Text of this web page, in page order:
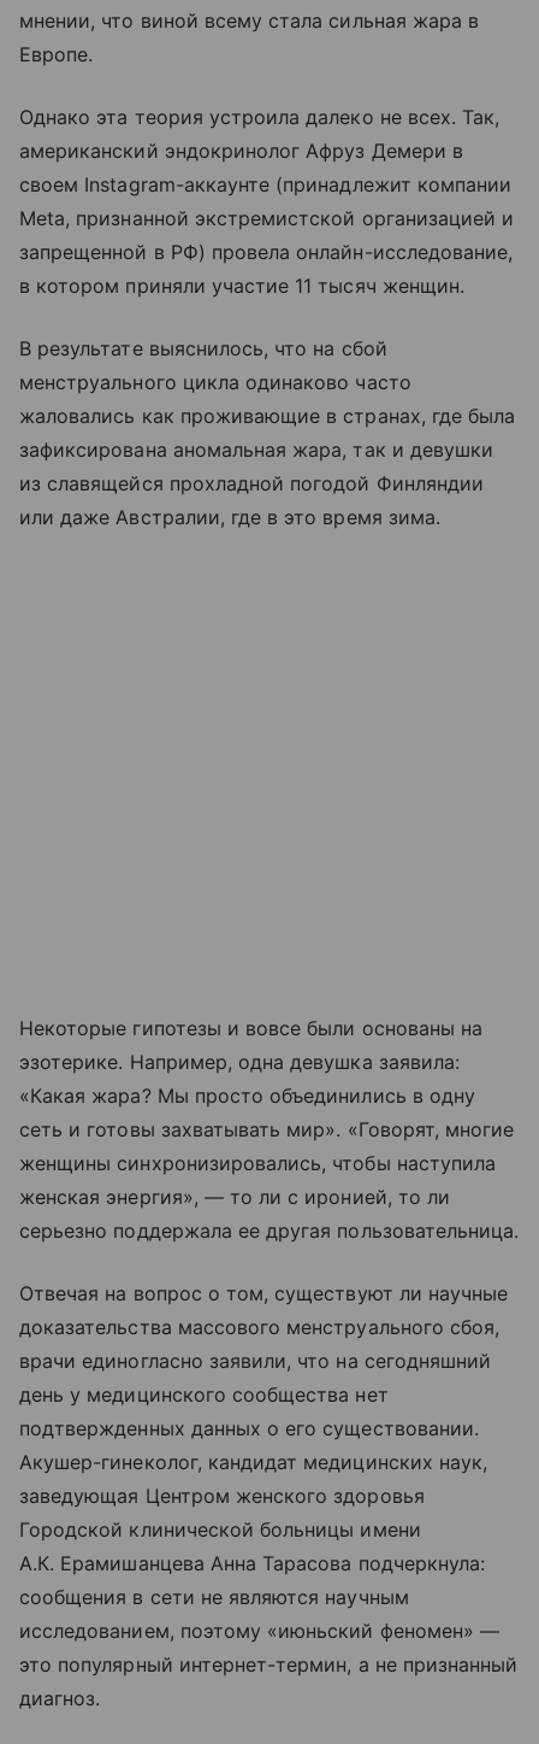
мнении, что виной всему стала сильная жара в
Европе.
Однако эта теория устроила далеко не всех. Так,
американский эндокринолог Афруз Демери в
своем Instagram-аккаунте (принадлежит компании
Meta, признанной экстремистской организацией и
запрещенной в РФ) провела онлайн-исследование,
в котором приняли участие 11 тысяч женщин.
В результате выяснилось, что на сбой
менструального цикла одинаково часто
жаловались как проживающие в странах, где была
зафиксирована аномальная жара, так и девушки
из славящейся прохладной погодой Финляндии
или даже Австралии, где в это время зима.
Некоторые гипотезы и вовсе были основаны на
эзотерике. Например, одна девушка заявила:
«Какая жара? Мы просто объединились в одну
сеть и готовы захватывать мир». «Говорят, многие
женщины синхронизировались, чтобы наступила
женская энергия», — то ли с иронией, то ли
серьезно поддержала ее другая пользовательница.
Отвечая на вопрос о том, существуют ли научные
доказательства массового менструального сбоя,
врачи единогласно заявили, что на сегодняшний
день у медицинского сообщества нет
подтвержденных данных о его существовании.
Акушер-гинеколог, кандидат медицинских наук,
заведующая Центром женского здоровья
Городской клинической больницы имени
А.К. Ерамишанцева Анна Тарасова подчеркнула:
сообщения в сети не являются научным
исследованием, поэтому «июньский феномен» —
это популярный интернет-термин, а не признанный
диагноз.